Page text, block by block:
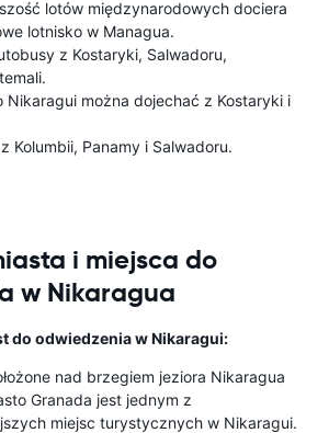
lotów międzynarodowych dociera
lotnisko w Managua.
z Kostaryki, Salwadoru,
Nikaragui można dojechać z Kostaryki i
Kolumbii, Panamy i Salwadoru.
i miejsca do
w Nikaragua
do odwiedzenia w Nikaragui:
nad brzegiem jeziora Nikaragua
Granada jest jednym z
miejsc turystycznych w Nikaragui.